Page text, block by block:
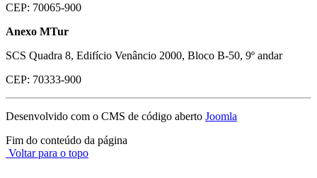
CEP: 70065-900
Anexo MTur
SCS Quadra 8, Edifício Venâncio 2000, Bloco B-50, 9º andar
CEP: 70333-900
Desenvolvido com o CMS de código aberto Joomla
Fim do conteúdo da página
Voltar para o topo